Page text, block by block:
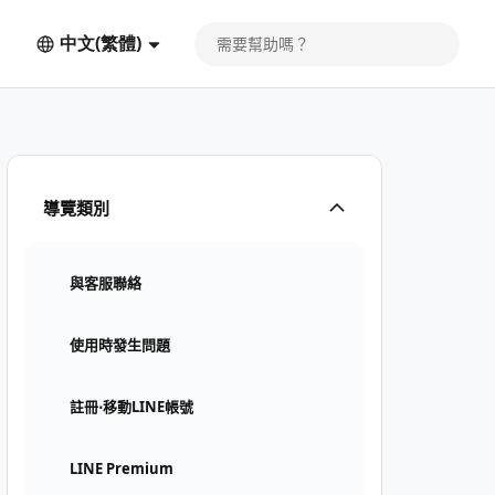
中文(繁體)
導覽類別
與客服聯絡
使用時發生問題
註冊⋅移動LINE帳號
LINE Premium